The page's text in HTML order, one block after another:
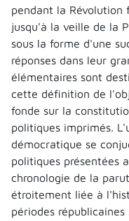
pendant la Révolution
jusqu'à la veille de la
sous la forme d'une
réponses dans leur
élémentaires sont
cette définition de
fonde sur la
politiques imprimés.
démocratique se
politiques présentées
chronologie de la
étroitement liée à
périodes